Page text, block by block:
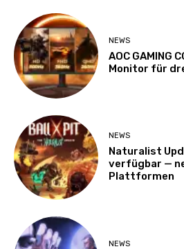
NEWS
AOC GAMING
Monitor für
NEWS
Naturalist
verfügbar —
Plattformen
NEWS